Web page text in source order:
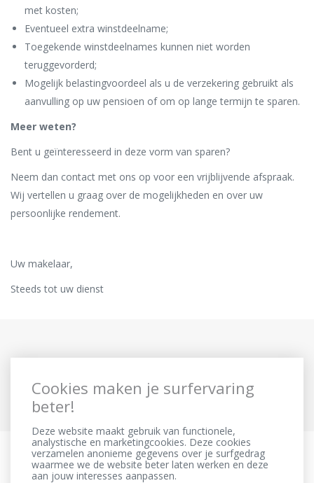
met kosten;
Eventueel extra winstdeelname;
Toegekende winstdeelnames kunnen niet worden
teruggevorderd;
Mogelijk belastingvoordeel als u de verzekering gebruikt als
aanvulling op uw pensioen of om op lange termijn te sparen.
Meer weten?
Bent u geïnteresseerd in deze vorm van sparen?
Neem dan contact met ons op voor een vrijblijvende afspraak.
Wij vertellen u graag over de mogelijkheden en over uw
persoonlijke rendement.
Uw makelaar,
Steeds tot uw dienst
Cookies maken je surfervaring
beter!
Deze website maakt gebruik van functionele,
analystische en marketingcookies. Deze cookies
verzamelen anonieme gegevens over je surfgedrag
waarmee we de website beter laten werken en deze
aan jouw interesses aanpassen.